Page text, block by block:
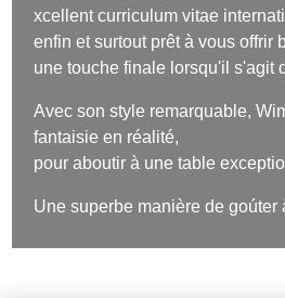
xcellent curriculum vitae
enfin et surtout prêt à vous offrir
une touche finale lorsqu'il s'agit
Avec son style remarquable,
fantaisie en réalité,
pour aboutir à une table
Une superbe manière de goúter